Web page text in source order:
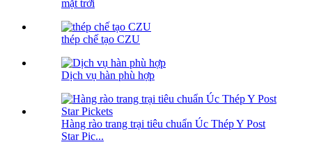
mặt trời
thép chế tạo CZU
Dịch vụ hàn phù hợp
Hàng rào trang trại tiêu chuẩn Úc Thép Y Post
Star Pic...